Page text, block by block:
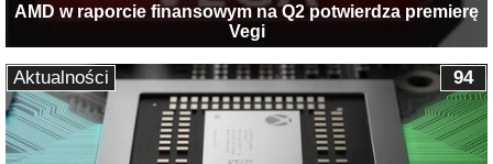
AMD w raporcie finansowym na Q2 potwierdza premierę
Vegi
94
Aktualności